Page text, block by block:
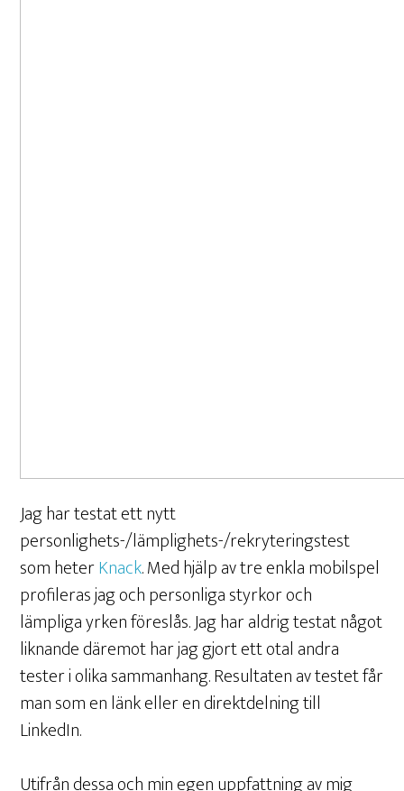
Jag har testat ett nytt
personlighets-/lämplighets-/rekryteringstest
som heterKnack. Med hjälp av tre enkla mobilspel
profileras jag och personliga styrkor och
lämpliga yrken föreslås. Jag har aldrig testat något
liknande däremot har jag gjort ett otal andra
tester i olika sammanhang. Resultaten av testet får
man som en länk eller en direktdelning till
LinkedIn.
Utifrån dessa och min egen uppfattning av mig